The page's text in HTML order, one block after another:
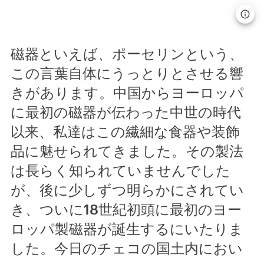
磁器といえば、ポーセリンという、
この言葉自体にうっとりとさせる響
きがあります。中国からヨーロッパ
に最初の磁器が伝わった中世の時代
以来、私達はこの繊細な食器や装飾
品に魅せられてきました。その製法
は長らく知られていませんでした
が、後に少しずつ明らかにされてい
き、ついに18世紀初頭に最初のヨー
ロッパ製磁器が誕生するにいたりま
した。今日のチェコの国土内におい